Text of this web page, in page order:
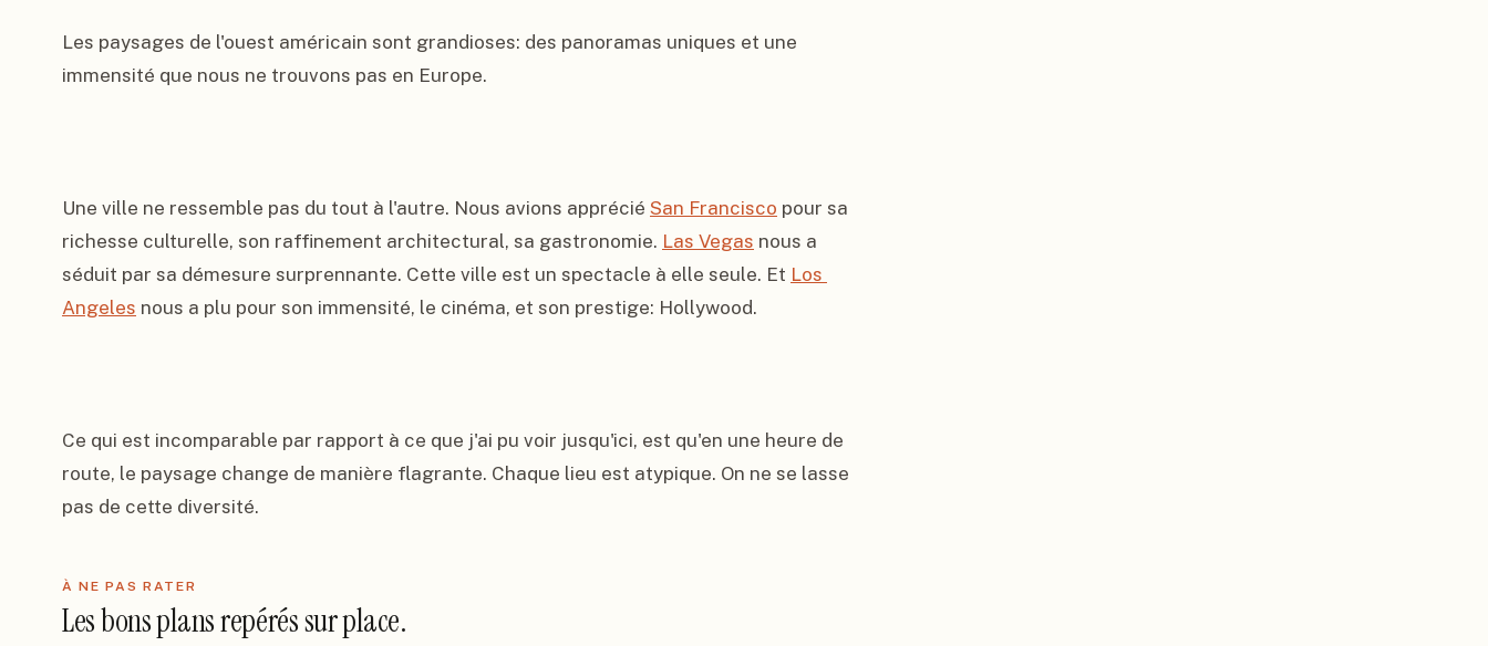
Les paysages de l'ouest américain sont grandioses: des panoramas uniques et une
immensité que nous ne trouvons pas en Europe.
Une ville ne ressemble pas du tout à l'autre. Nous avions apprécié San Francisco pour sa
richesse culturelle, son raffinement architectural, sa gastronomie. Las Vegas nous a
séduit par sa démesure surprennante. Cette ville est un spectacle à elle seule. Et Los
Angeles nous a plu pour son immensité, le cinéma, et son prestige: Hollywood.
Ce qui est incomparable par rapport à ce que j'ai pu voir jusqu'ici, est qu'en une heure de
route, le paysage change de manière flagrante. Chaque lieu est atypique. On ne se lasse
pas de cette diversité.
À NE PAS RATER
Les bons plans repérés sur place.